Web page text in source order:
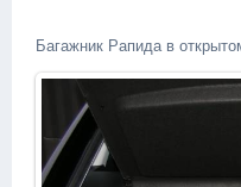
Багажник Рапида в